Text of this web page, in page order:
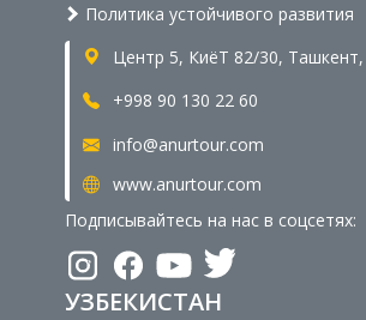
Политика устойчивого развития
Центр 5, КиёТ 82/30, Ташкент,
+998 90 130 22 60
info@anurtour.com
www.anurtour.com
Подписывайтесь на нас в соцсетях:
УЗБЕКИСТАН